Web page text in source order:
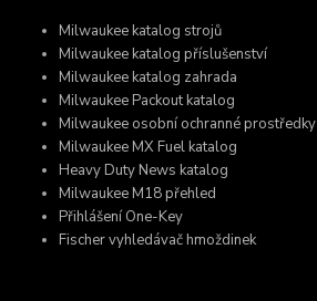
Milwaukee katalog strojů
Milwaukee katalog příslušenství
Milwaukee katalog zahrada
Milwaukee Packout katalog
Milwaukee osobní ochranné prostředky
Milwaukee MX Fuel katalog
Heavy Duty News katalog
Milwaukee M18 přehled
Přihlášení One-Key
Fischer vyhledávač hmoždinek